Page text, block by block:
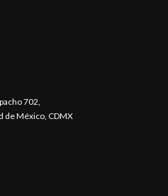
702,
de México, CDMX